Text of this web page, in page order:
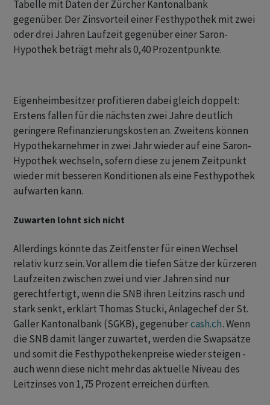
Tabelle mit Daten der Zürcher Kantonalbank
gegenüber. Der Zinsvorteil einer Festhypothek mit zwei
oder drei Jahren Laufzeit gegenüber einer Saron-
Hypothek beträgt mehr als 0,40 Prozentpunkte.
Eigenheimbesitzer profitieren dabei gleich doppelt:
Erstens fallen für die nächsten zwei Jahre deutlich
geringere Refinanzierungskosten an. Zweitens können
Hypothekarnehmer in zwei Jahr wieder auf eine Saron-
Hypothek wechseln, sofern diese zu jenem Zeitpunkt
wieder mit besseren Konditionen als eine Festhypothek
aufwarten kann.
Zuwarten lohnt sich nicht
Allerdings könnte das Zeitfenster für einen Wechsel
relativ kurz sein. Vor allem die tiefen Sätze der kürzeren
Laufzeiten zwischen zwei und vier Jahren sind nur
gerechtfertigt, wenn die SNB ihren Leitzins rasch und
stark senkt, erklärt Thomas Stucki, Anlagechef der St.
Galler Kantonalbank (SGKB), gegenübercash.ch. Wenn
die SNB damit länger zuwartet, werden die Swapsätze
und somit die Festhypothekenpreise wieder steigen -
auch wenn diese nicht mehr das aktuelle Niveau des
Leitzinses von 1,75 Prozent erreichen dürften.